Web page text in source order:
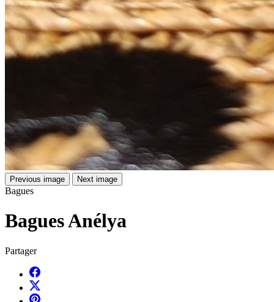
Previous image Next image
Bagues
Bagues Anélya
Partager